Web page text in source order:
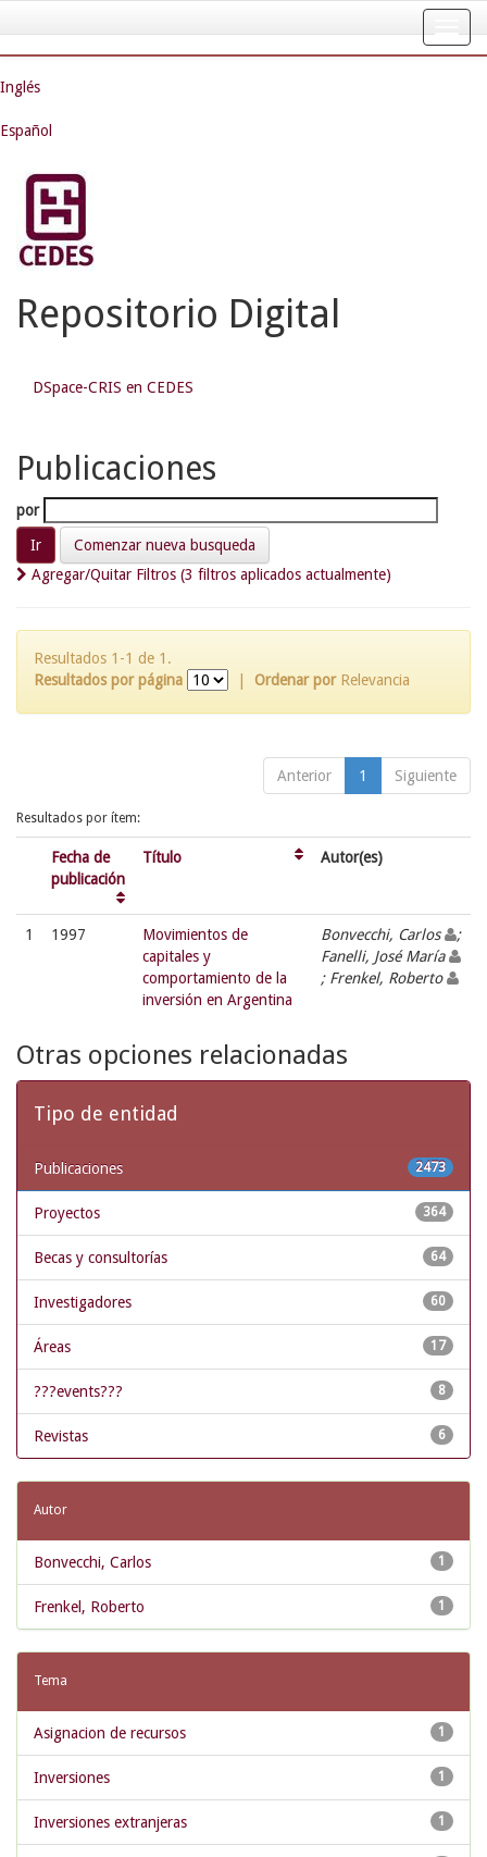
navigation
Inglés
Español
Repositorio Digital
DSpace-CRIS en CEDES
Publicaciones
por
Comenzar nueva busqueda
Agregar/Quitar Filtros (3 filtros aplicados actualmente)
Resultados 1-1 de 1.
Resultados por página
Ordenar por Relevancia
Anterior 1 Siguiente
Resultados por ítem:
Fecha de
publicación
Título Autor(es)
1 1997
Movimientos de
capitales y
comportamiento de la
inversión en Argentina
Bonvecchi, Carlos
;
Fanelli, José María
; Frenkel, Roberto
Otras opciones relacionadas
Tipo de entidad
2473
Publicaciones
364
Proyectos
64
Becas y consultorías
60
Investigadores
17
Áreas
8
???events???
6
Revistas
Autor
1
Bonvecchi, Carlos
1
Frenkel, Roberto
Tema
1
Asignacion de recursos
1
Inversiones
1
Inversiones extranjeras